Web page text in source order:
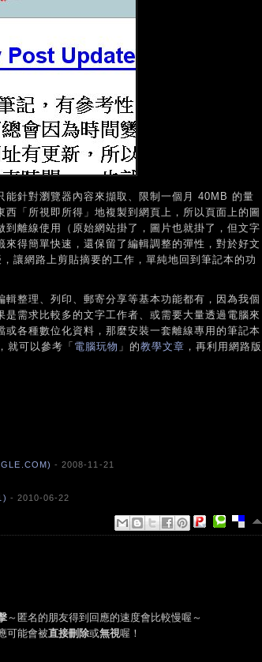
針對瀏覽器內容來擷取、限制一個月 40MB 的量
西「所視即所得」地複製到網頁上，所以頁面上的圖
離線使用（原始網站掛了，圖片也就掛了，但文字
得簡單快速，還保留了編輯調整的彈性，對於好文
讓網路上剪貼摘要的工作，單純地回到筆記本的功
整理、列印、郵寄分享等基本功能都有，因為我個
需求比較多的文字工作者、或需要大量透過電腦來
各種數位化資料，那麼安裝一套離線專用的筆記本
就可以參考「 電腦玩物 」的教學文章 ，再利用網路版
- 2008-11-21
- 2010-06-22
～匿名的朋友得到回應的速度會比較慢喔～
可能會被直接刪除或無視喔！